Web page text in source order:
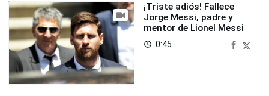
¡Triste adiós! Fallece
Jorge Messi, padre y
mentor de Lionel Messi
access_time 0:45